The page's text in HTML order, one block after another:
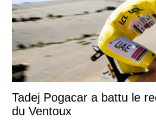
Tadej Pogacar a battu le
du Ventoux